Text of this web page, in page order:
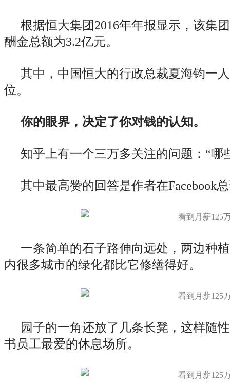
根据恒大集团2016年年报显示，该集
酬金总额为3.2亿元。
其中，中国恒大的行政总裁夏海钧一
位。
你的眼界，决定了你对钱的认知。
知乎上有一个三万多关注的问题：“
其中最高赞的回答是作者在Facebook
一条简单的石子路伸向远处，两边种
内很多城市的绿化都比它修缮得好。
园子的一角还放了几条长凳，这样随
书员工最爱的休息场所。